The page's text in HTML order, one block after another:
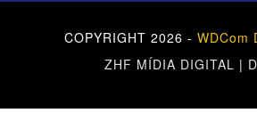
COPYRIGHT 2026 - WDCom
ZHF MÍDIA DIGITAL |